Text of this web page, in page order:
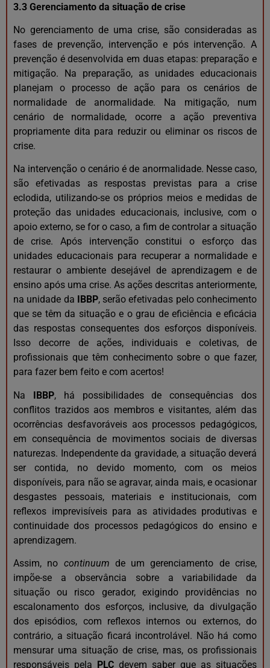
3.3 Gerenciamento da situação de crise
No gerenciamento de uma crise, são consideradas as
fases de prevenção, intervenção e pós intervenção. A
prevenção é desenvolvida em duas etapas: preparação e
mitigação. Na preparação, as unidades educacionais
planejam o processo de ação para os cenários de
normalidade de anormalidade. Na mitigação, num
cenário de normalidade, ocorre a ação preventiva
propriamente dita para reduzir ou eliminar os riscos de
crise.
Na intervenção o cenário é de anormalidade. Nesse caso,
são efetivadas as respostas previstas para a crise
eclodida, utilizando-se os próprios meios e medidas de
proteção das unidades educacionais, inclusive, com o
apoio externo, se for o caso, a fim de controlar a situação
de crise. Após intervenção constitui o esforço das
unidades educacionais para recuperar a normalidade e
restaurar o ambiente desejável de aprendizagem e de
ensino após uma crise. As ações descritas anteriormente,
na unidade da
IBBP, serão efetivadas pelo conhecimento
que se têm da situação e o grau de eficiência e eficácia
das respostas consequentes dos esforços disponíveis.
Isso decorre de ações, individuais e coletivas, de
profissionais que têm conhecimento sobre o que fazer,
para fazer bem feito e com acertos!
Na IBBP, há possibilidades de consequências dos
conflitos trazidos aos membros e visitantes, além das
ocorrências desfavoráveis aos processos pedagógicos,
em consequência de movimentos sociais de diversas
naturezas. Independente da gravidade, a situação deverá
ser contida, no devido momento, com os meios
disponíveis, para não se agravar, ainda mais, e ocasionar
desgastes pessoais, materiais e institucionais, com
reflexos imprevisíveis para as atividades produtivas e
continuidade dos processos pedagógicos do ensino e
aprendizagem.
Assim, no continuum de um gerenciamento de crise,
impõe-se a observância sobre a variabilidade da
situação ou risco gerador, exigindo providências no
escalonamento dos esforços, inclusive, da divulgação
dos episódios, com reflexos internos ou externos, do
contrário, a situação ficará incontrolável. Não há como
mensurar uma situação de crise, mas, os profissionais
responsáveis pela
PLC devem saber que as situações